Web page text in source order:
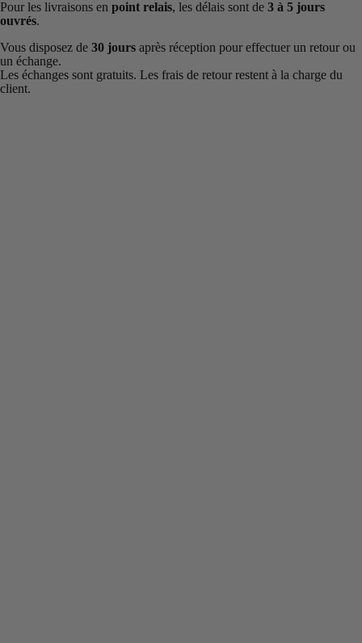
Pour les livraisons en point relais, les délais sont de 3 à 5 jours
ouvrés.
Vous disposez de 30 jours après réception pour effectuer un retour ou
un échange.
Les échanges sont gratuits. Les frais de retour restent à la charge du
client.